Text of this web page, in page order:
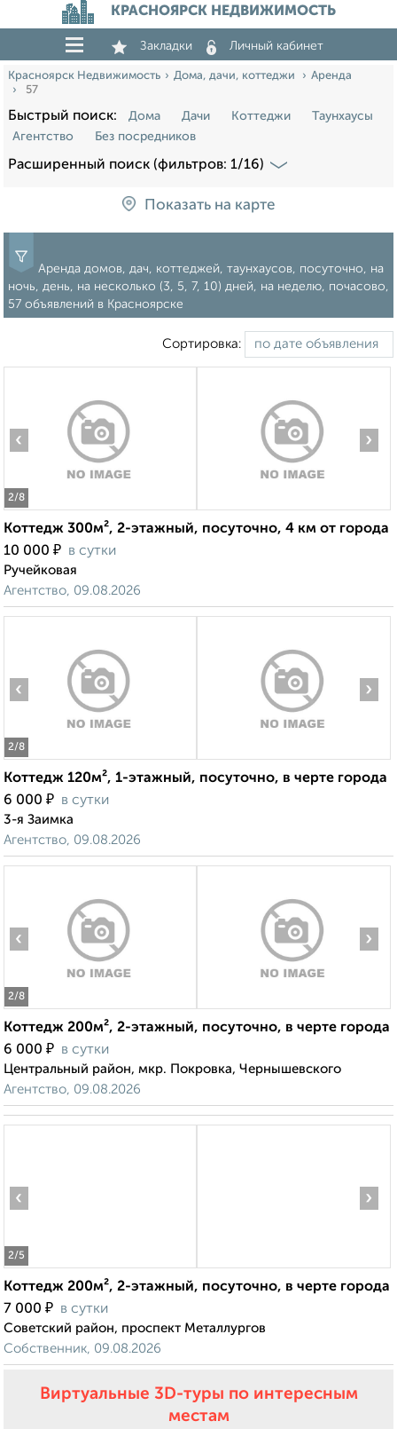
КРАСНОЯРСК НЕДВИЖИМОСТЬ
Закладки Личный кабинет
Красноярск Недвижимость Дома, дачи, коттеджи
Аренда
57
Быстрый поиск: Дома Дачи Коттеджи
Таунхаусы
Агентство
Без посредников
Расширенный поиск (фильтров: 1/16)
Показать на карте
Аренда домов, дач, коттеджей, таунхаусов, посуточно, на
ночь, день, на несколько (3, 5, 7, 10) дней, на неделю, почасово,
57 объявлений в Красноярске
Сортировка:
2/8
‹ ›
Коттедж 300м², 2-этажный, посуточно, 4 км от города
10 000 ₽ в сутки
Ручейковая
Агентство, 09.08.2026
2/8
‹ ›
Коттедж 120м², 1-этажный, посуточно, в черте города
6 000 ₽ в сутки
3-я Заимка
Агентство, 09.08.2026
2/8
‹ ›
Коттедж 200м², 2-этажный, посуточно, в черте города
6 000 ₽ в сутки
Центральный район, мкр. Покровка, Чернышевского
Агентство, 09.08.2026
2/5
‹ ›
Коттедж 200м², 2-этажный, посуточно, в черте города
7 000 ₽ в сутки
Советский район, проспект Металлургов
Собственник, 09.08.2026
Виртуальные 3D-туры по интересным
местам